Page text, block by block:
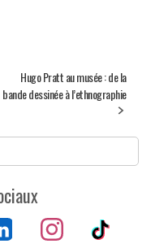
Hugo Pratt au musée : de la
bande dessinée à l’ethnographie